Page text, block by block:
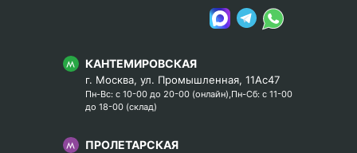
КАНТЕМИРОВСКАЯ
г. Москва, ул. Промышленная, 11Ас47
Пн-Вс: с 10-00 до 20-00 (онлайн),Пн-Сб: с 11-00
до 18-00 (склад)
ПРОЛЕТАРСКАЯ